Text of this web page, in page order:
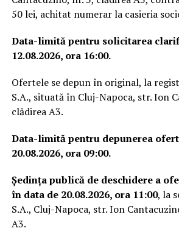
50 lei, achitat numerar la casieria
Data-limită pentru solicitarea
12.08.2026, ora 16:00.
Ofertele se depun în original, la
S.A., situată în Cluj-Napoca, str. Ion
clădirea A3.
Data-limită pentru depunerea
20.08.2026, ora 09:00.
Ședința publică de deschidere a
în data de 20.08.2026, ora 11:00, la
S.A., Cluj-Napoca, str. Ion
A3.